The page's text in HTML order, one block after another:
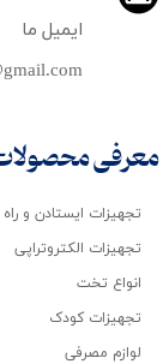
ایمیل ما
تجهیزات ایستادن و
تجهیزات الکتروتراپی
انواع تخت
تجهیزات کودک
لوازم مصرفی
معرفی